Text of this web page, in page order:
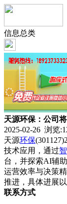
信息总类
天源环保：公司
2025-02-26 浏览:
天源环保
技术应用，通过
台，并探索AI辅
运营效率与决策
推进，具体进展
联系方式